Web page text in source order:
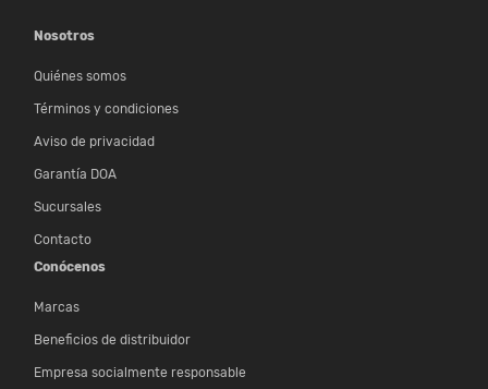
Nosotros
Quiénes somos
Términos y condiciones
Aviso de privacidad
Garantía DOA
Sucursales
Contacto
Conócenos
Marcas
Beneficios de distribuidor
Empresa socialmente responsable